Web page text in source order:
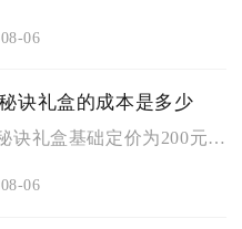
06
诀礼盒的成本是多少
大掌门秘诀礼盒基础定价为200元宝，限时活动折扣价普遍维持6...
06